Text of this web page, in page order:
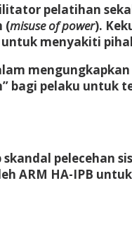
pelatihan
(misuse of power).
menyakiti
pelaku untuk
pelecehan
ARM HA-IPB